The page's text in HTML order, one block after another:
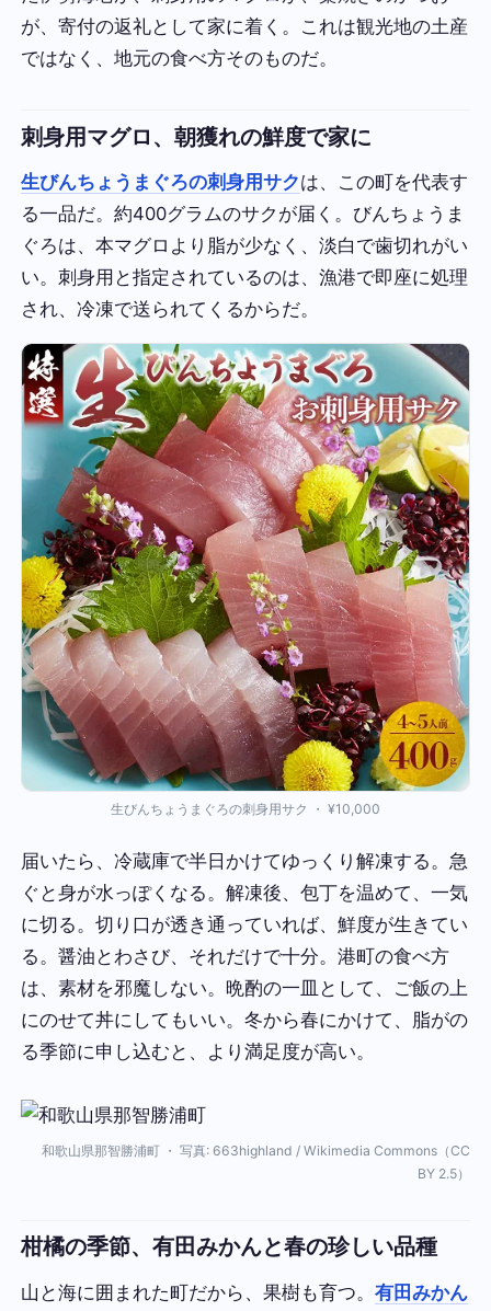
が、寄付の返礼として家に着く。これは観光地の土産
ではなく、地元の食べ方そのものだ。
刺身用マグロ、朝獲れの鮮度で家に
生びんちょうまぐろの刺身用サクは、この町を代表す
る一品だ。約400グラムのサクが届く。びんちょうま
ぐろは、本マグロより脂が少なく、淡白で歯切れがい
い。刺身用と指定されているのは、漁港で即座に処理
され、冷凍で送られてくるからだ。
生びんちょうまぐろの刺身用サク ・ ¥10,000
届いたら、冷蔵庫で半日かけてゆっくり解凍する。急
ぐと身が水っぽくなる。解凍後、包丁を温めて、一気
に切る。切り口が透き通っていれば、鮮度が生きてい
る。醤油とわさび、それだけで十分。港町の食べ方
は、素材を邪魔しない。晩酌の一皿として、ご飯の上
にのせて丼にしてもいい。冬から春にかけて、脂がの
る季節に申し込むと、より満足度が高い。
和歌山県那智勝浦町 ・ 写真: 663highland / Wikimedia Commons（CC
BY 2.5）
柑橘の季節、有田みかんと春の珍しい品種
山と海に囲まれた町だから、果樹も育つ。有田みかん